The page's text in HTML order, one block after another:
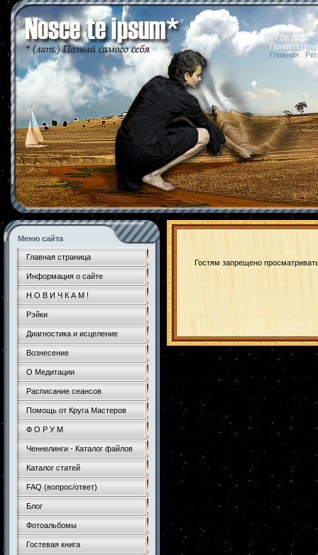
07.08.2026
Главная
Меню сайта
Главная страница
Информация о сайте
Н О В И Ч К А М !
Рэйки
Диагностика и исцеление
Вознесение
О Медитации
Расписание сеансов
Помощь от Круга Мастеров
Ф О Р У М
Ченнелинги - Каталог файлов
Каталог статей
FAQ (вопрос/ответ)
Блог
Фотоальбомы
Гостевая книга
Гостям запрещено